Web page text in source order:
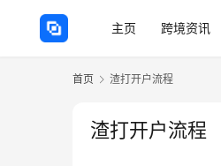
主页 跨境资讯
首页 渣打开户流程
渣打开户流程